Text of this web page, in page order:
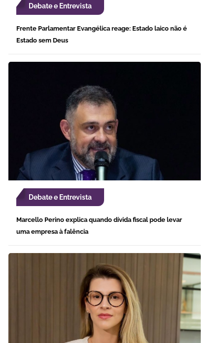
Debate e Entrevista
Frente Parlamentar Evangélica reage: Estado laico não é
Estado sem Deus
Debate e Entrevista
Marcello Perino explica quando dívida fiscal pode levar
uma empresa à falência